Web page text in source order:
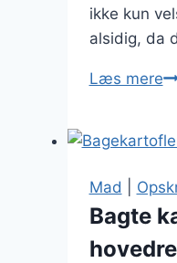
ikke kun
alsidig, da
Læs mere
Mad
Bagte